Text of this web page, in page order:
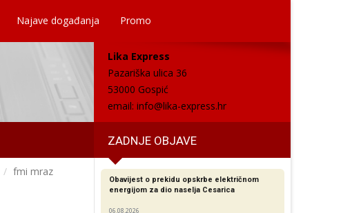
Najave događanja Promo
Lika Express
Pazariška ulica 36
53000 Gospić
email: info@lika-express.hr
ZADNJE OBJAVE
fmi mraz
Obavijest o prekidu opskrbe električnom
energijom za dio naselja Cesarica
06.08.2026